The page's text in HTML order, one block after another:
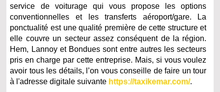
service de voiturage qui vous propose les options
conventionnelles et les transferts aéroport/gare. La
ponctualité est une qualité première de cette structure et
elle couvre un secteur assez conséquent de la région.
Hem, Lannoy et Bondues sont entre autres les secteurs
pris en charge par cette entreprise. Mais, si vous voulez
avoir tous les détails, l’on vous conseille de faire un tour
à l'adresse digitale suivante https://taxikemar.com/.